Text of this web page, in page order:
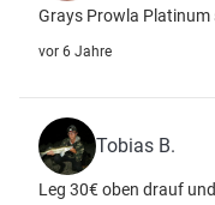
Grays Prowla Platinum
vor 6 Jahre
Tobias B.
Leg 30€ oben drauf